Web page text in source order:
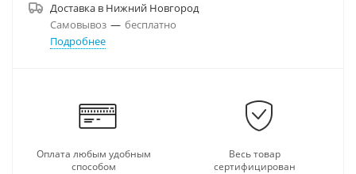
Доставка в Нижний Новгород
Самовывоз — бесплатно
Подробнее
Оплата любым удобным
способом
Весь товар
сертифицирован